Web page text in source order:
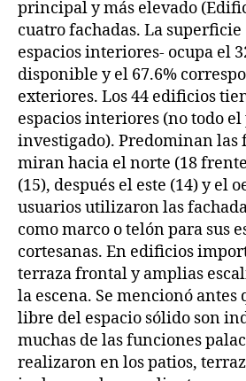
principal y más elevado
cuatro fachadas. La
espacios interiores- ocupa el
disponible y el 67.6%
exteriores. Los 44 edificios
espacios interiores (no todo
investigado). Predominan las
miran hacia el norte (18
(15), después el este (14) y el
usuarios utilizaron las
como marco o telón para sus
cortesanas. En edificios
terraza frontal y amplias
la escena. Se mencionó antes
libre del espacio sólido son
muchas de las funciones
realizaron en los patios,